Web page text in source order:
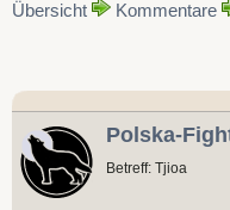
Übersicht Kommentare
Polska-
Betreff: Tjioa